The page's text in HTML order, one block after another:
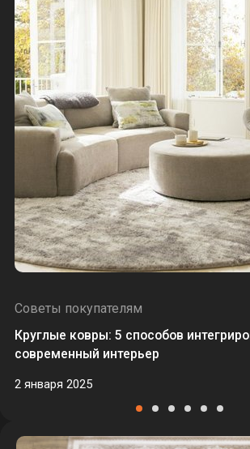
Советы покупателям
2 января 2025
Круглые ковры: 5 способов
современный интерьер